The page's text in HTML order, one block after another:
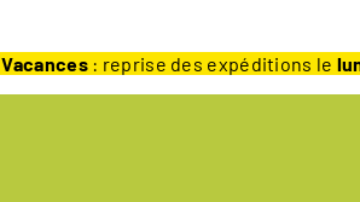
Vacances: reprise des expéditions le